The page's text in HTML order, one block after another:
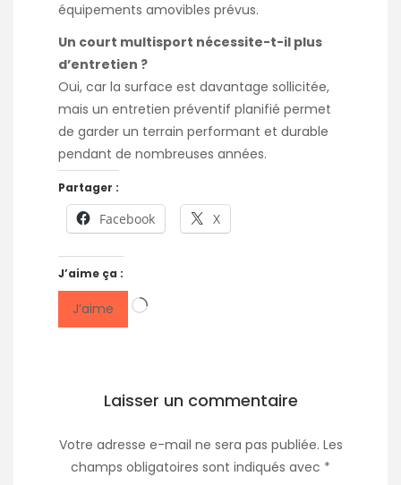
équipements amovibles prévus.
Un court multisport nécessite-t-il plus
d’entretien ?
Oui, car la surface est davantage sollicitée,
mais un entretien préventif planifié permet
de garder un terrain performant et durable
pendant de nombreuses années.
Partager :
Facebook X
J’aime ça :
J’aime Chargement…
Laisser un commentaire
Votre adresse e-mail ne sera pas publiée. Les
champs obligatoires sont indiqués avec *